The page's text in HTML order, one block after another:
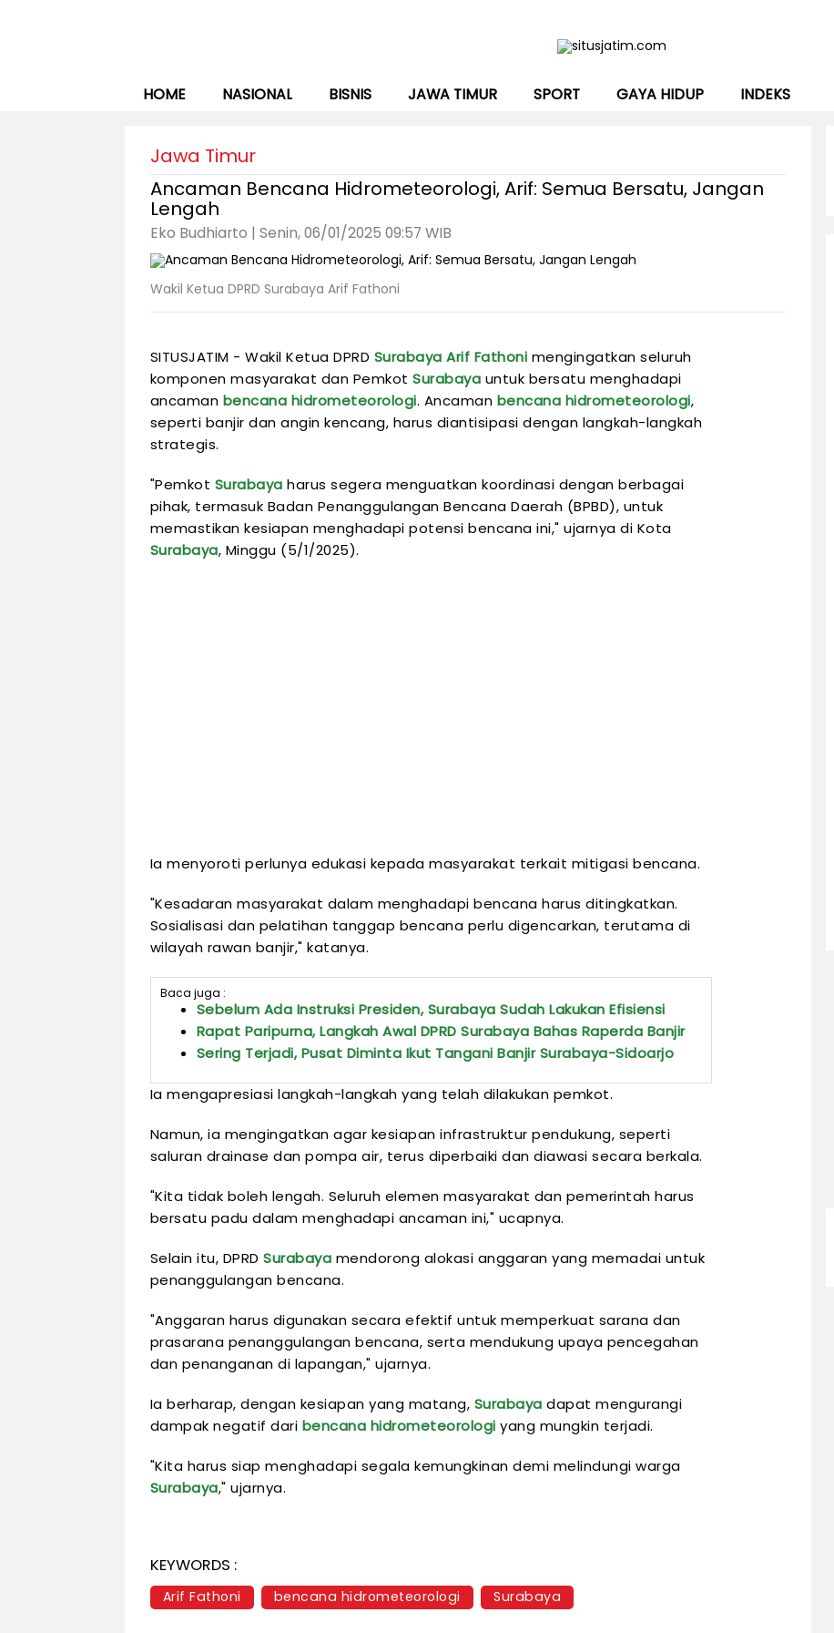
HOME NASIONAL BISNIS JAWA TIMUR SPORT GAYA HIDUP INDEKS
Jawa Timur
Ancaman Bencana Hidrometeorologi, Arif: Semua Bersatu, Jangan
Lengah
Eko Budhiarto | Senin, 06/01/2025 09:57 WIB
Wakil Ketua DPRD Surabaya Arif Fathoni
SITUSJATIM - Wakil Ketua DPRD Surabaya Arif Fathoni mengingatkan seluruh
komponen masyarakat dan Pemkot Surabaya untuk bersatu menghadapi
ancaman bencana hidrometeorologi. Ancaman bencana hidrometeorologi,
seperti banjir dan angin kencang, harus diantisipasi dengan langkah-langkah
strategis.
"Pemkot Surabaya harus segera menguatkan koordinasi dengan berbagai
pihak, termasuk Badan Penanggulangan Bencana Daerah (BPBD), untuk
memastikan kesiapan menghadapi potensi bencana ini," ujarnya di Kota
Surabaya, Minggu (5/1/2025).
Ia menyoroti perlunya edukasi kepada masyarakat terkait mitigasi bencana.
"Kesadaran masyarakat dalam menghadapi bencana harus ditingkatkan.
Sosialisasi dan pelatihan tanggap bencana perlu digencarkan, terutama di
wilayah rawan banjir," katanya.
Baca juga :
Sebelum Ada Instruksi Presiden, Surabaya Sudah Lakukan Efisiensi
Rapat Paripurna, Langkah Awal DPRD Surabaya Bahas Raperda Banjir
Sering Terjadi, Pusat Diminta Ikut Tangani Banjir Surabaya-Sidoarjo
Ia mengapresiasi langkah-langkah yang telah dilakukan pemkot.
Namun, ia mengingatkan agar kesiapan infrastruktur pendukung, seperti
saluran drainase dan pompa air, terus diperbaiki dan diawasi secara berkala.
"Kita tidak boleh lengah. Seluruh elemen masyarakat dan pemerintah harus
bersatu padu dalam menghadapi ancaman ini," ucapnya.
Selain itu, DPRD Surabaya mendorong alokasi anggaran yang memadai untuk
penanggulangan bencana.
"Anggaran harus digunakan secara efektif untuk memperkuat sarana dan
prasarana penanggulangan bencana, serta mendukung upaya pencegahan
dan penanganan di lapangan," ujarnya.
Ia berharap, dengan kesiapan yang matang, Surabaya dapat mengurangi
dampak negatif dari bencana hidrometeorologi yang mungkin terjadi.
"Kita harus siap menghadapi segala kemungkinan demi melindungi warga
Surabaya," ujarnya.
KEYWORDS :
Arif Fathoni bencana hidrometeorologi Surabaya